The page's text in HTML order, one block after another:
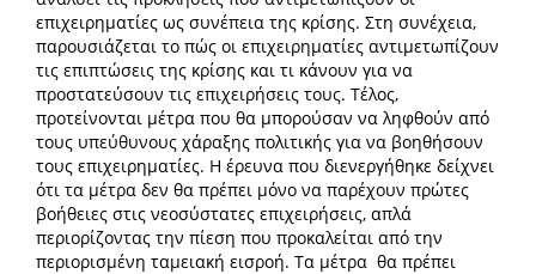
επιχειρηματίες ως συνέπεια της κρίσης. Στη συνέχεια,
παρουσιάζεται το πώς οι επιχειρηματίες αντιμετωπίζουν
τις επιπτώσεις της κρίσης και τι κάνουν για να
προστατεύσουν τις επιχειρήσεις τους. Τέλος,
προτείνονται μέτρα που θα μπορούσαν να ληφθούν από
τους υπεύθυνους χάραξης πολιτικής για να βοηθήσουν
τους επιχειρηματίες. Η έρευνα που διενεργήθηκε δείχνει
ότι τα μέτρα δεν θα πρέπει μόνο να παρέχουν πρώτες
βοήθειες στις νεοσύστατες επιχειρήσεις, απλά
περιορίζοντας την πίεση που προκαλείται από την
περιορισμένη ταμειακή εισροή. Τα μέτρα θα πρέπει